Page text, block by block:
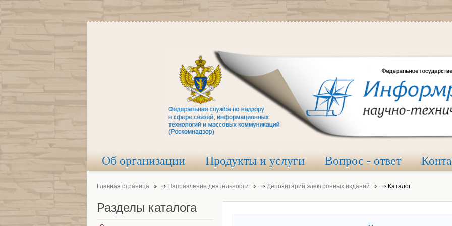
Об организации Продукты и услуги Вопрос - ответ
Главная страница ⇒ Направление деятельности ⇒ Депозитарий электронных изданий ⇒ Каталог
Разделы каталога